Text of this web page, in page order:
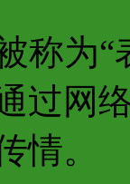
为“
过网
情。